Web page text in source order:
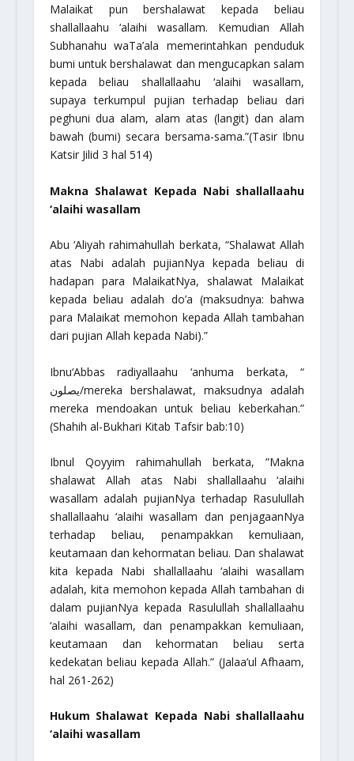
Malaikat pun bershalawat kepada beliau
shallallaahu ‘alaihi wasallam. Kemudian Allah
Subhanahu waTa’ala memerintahkan penduduk
bumi untuk bershalawat dan mengucapkan salam
kepada beliau shallallaahu ‘alaihi wasallam,
supaya terkumpul pujian terhadap beliau dari
peghuni dua alam, alam atas (langit) dan alam
bawah (bumi) secara bersama-sama.”(Tasir Ibnu
Katsir Jilid 3 hal 514)
Makna Shalawat Kepada Nabi shallallaahu
‘alaihi wasallam
Abu ‘Aliyahrahimahullah berkata,“Shalawat Allah
atas Nabi adalah pujianNya kepada beliau di
hadapan para MalaikatNya, shalawat Malaikat
kepada beliau adalah do’a (maksudnya: bahwa
para Malaikat memohon kepada Allah tambahan
dari pujian Allah kepada Nabi).”
Ibnu‘Abbasradiyallaahu ‘anhuma berkata,“
يصلون/mereka bershalawat, maksudnya adalah
mereka mendoakan untuk beliau keberkahan.”
(Shahih al-Bukhari Kitab Tafsir bab:10)
Ibnul Qoyyim rahimahullah berkata,”Makna
shalawat Allah atas Nabi shallallaahu ‘alaihi
wasallam adalah pujianNya terhadap Rasulullah
shallallaahu ‘alaihi wasallam dan penjagaanNya
terhadap beliau, penampakkan kemuliaan,
keutamaan dan kehormatan beliau. Dan shalawat
kita kepada Nabi shallallaahu ‘alaihi wasallam
adalah, kita memohon kepada Allah tambahan di
dalam pujianNya kepada Rasulullah shallallaahu
‘alaihi wasallam, dan penampakkan kemuliaan,
keutamaan dan kehormatan beliau serta
kedekatan beliau kepada Allah.”(Jalaa’ul Afhaam,
hal 261-262)
Hukum Shalawat Kepada Nabi shallallaahu
‘alaihi wasallam